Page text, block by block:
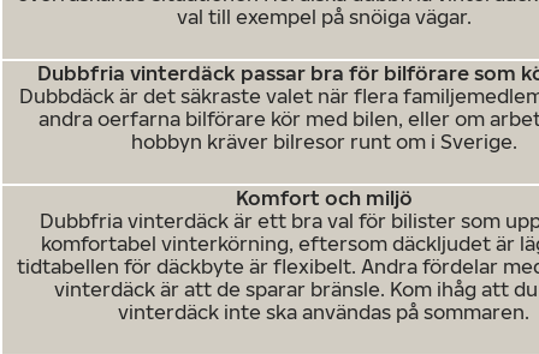
val till exempel på snöiga vägar.
Dubbfria vinterdäck passar bra för bilförare som
Dubbdäck är det säkraste valet när flera
andra oerfarna bilförare kör med bilen, eller om
hobbyn kräver bilresor runt om i Sverige.
Komfort och miljö
Dubbfria vinterdäck är ett bra val för bilister som
komfortabel vinterkörning, eftersom däckljudet är
tidtabellen för däckbyte är flexibelt. Andra fördelar
vinterdäck är att de sparar bränsle. Kom ihåg att
vinterdäck inte ska användas på sommaren.